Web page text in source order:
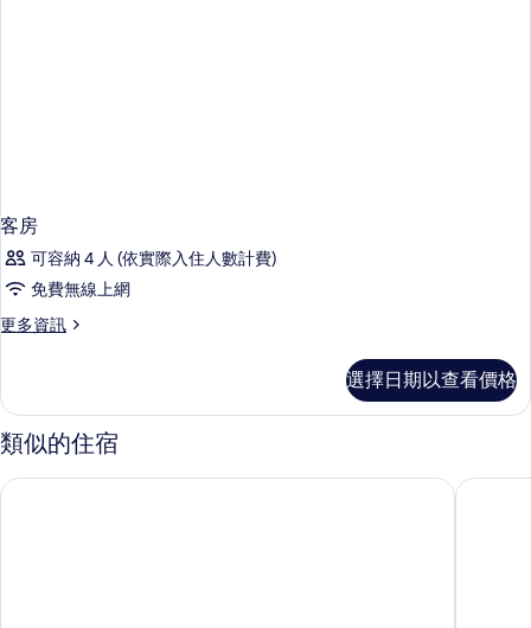
客房
可容納 4 人 (依實際入住人數計費)
免費無線上網
更多資訊
更
的
詳
情
選擇日期以查看價格
類似的住宿
上海新天地朗廷酒店 上海康